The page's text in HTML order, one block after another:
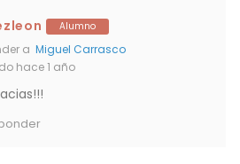
Alumno
a Miguel Carrasco
hace 1 año